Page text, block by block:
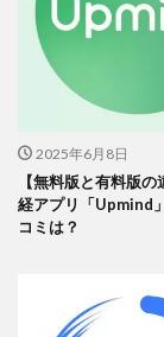
2025年6月8日
【無料版と有料版
経アプリ「Upmind
コミは？